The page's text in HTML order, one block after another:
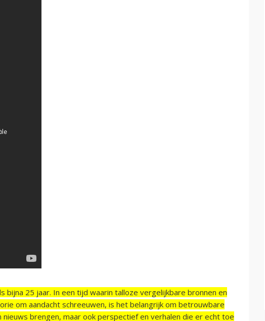
bijna 25 jaar. In een tijd waarin talloze vergelijkbare bronnen en
om aandacht schreeuwen, is het belangrijk om betrouwbare
brengen, maar ook perspectief en verhalen die er echt toe